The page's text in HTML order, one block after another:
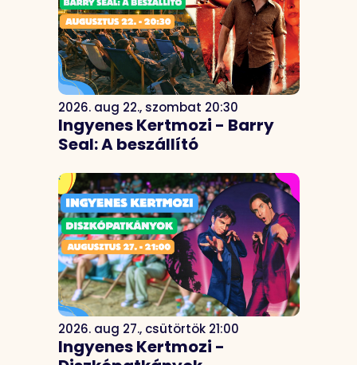
2026. aug 22., szombat 20:30
Ingyenes Kertmozi - Barry
Seal: A beszállító
2026. aug 27., csütörtök 21:00
Ingyenes Kertmozi -